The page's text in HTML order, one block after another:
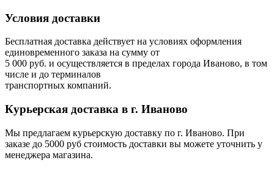
Условия доставки
Бесплатная доставка действует на условиях оформления
единовременного заказа на сумму от
5 000 руб. и осуществляется в пределах города Иваново, в том
числе и до терминалов
транспортных компаний.
Курьерская доставка в г. Иваново
Мы предлагаем курьерскую доставку по г. Иваново. При
заказе до 5000 руб стоимость доставки вы можете уточнить у
менеджера магазина.